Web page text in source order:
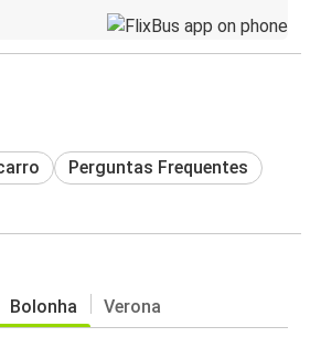
Perguntas Frequentes
Bolonha Verona